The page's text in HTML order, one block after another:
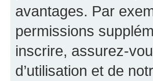
avantages. Par
permissions
inscrire, assurez-
d’utilisation et de